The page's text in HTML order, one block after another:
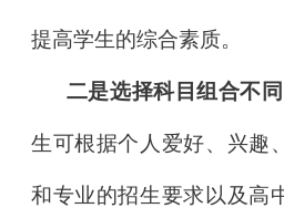
提高学生的综合素质。
二是选择科目组合不同
生可根据个人爱好、兴趣
和专业的招生要求以及高